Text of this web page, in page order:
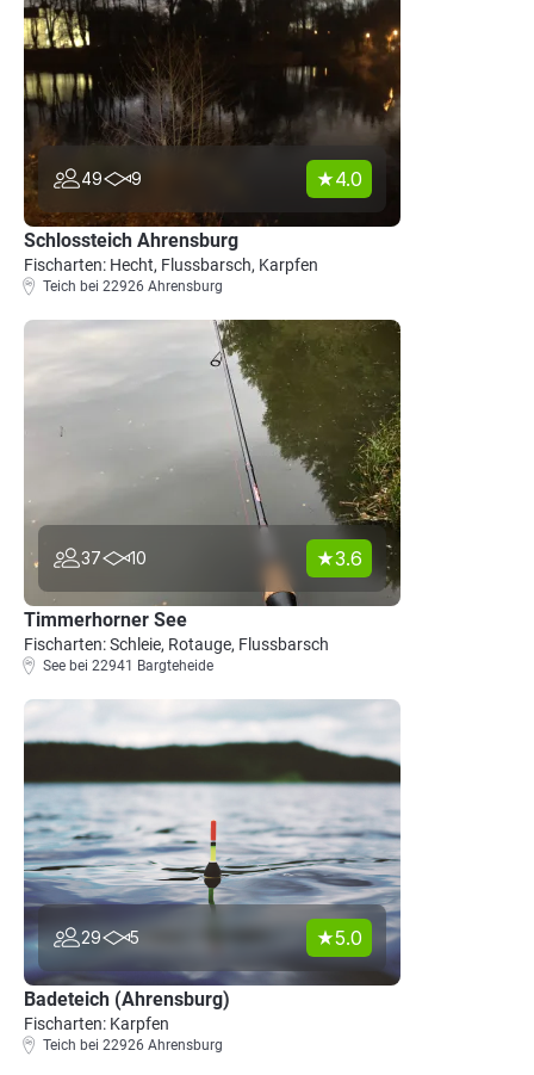
49 9 4.0
Schlossteich Ahrensburg
Fischarten: Hecht, Flussbarsch, Karpfen
Teich bei 22926 Ahrensburg
37 10 3.6
Timmerhorner See
Fischarten: Schleie, Rotauge, Flussbarsch
See bei 22941 Bargteheide
29 5 5.0
Badeteich (Ahrensburg)
Fischarten: Karpfen
Teich bei 22926 Ahrensburg